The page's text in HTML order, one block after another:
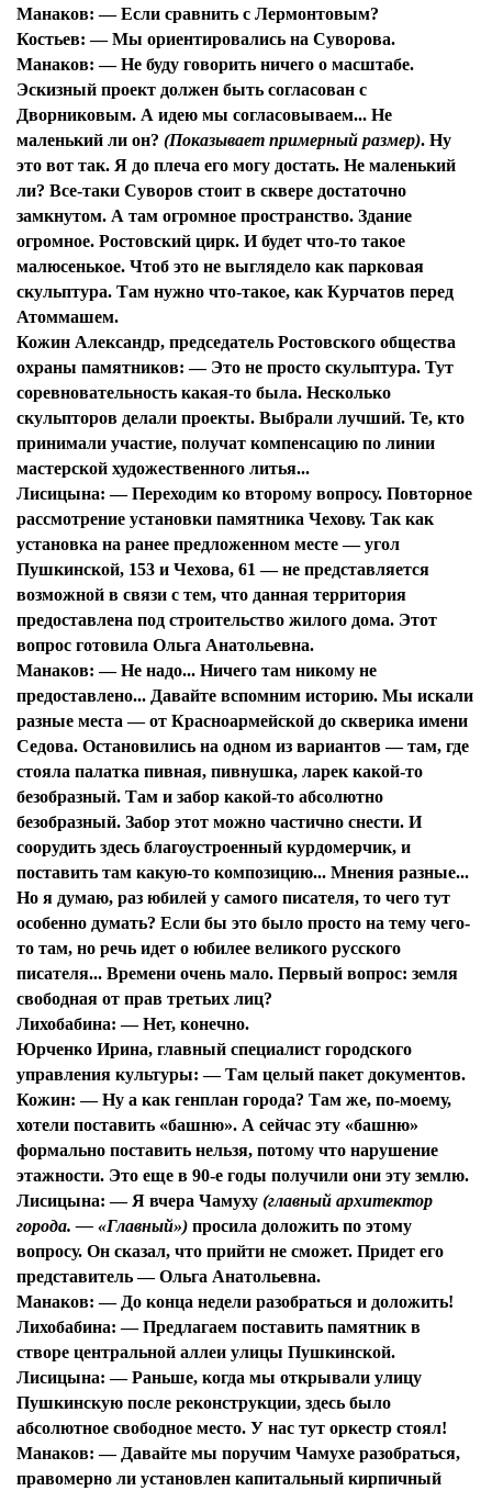
Манаков:— Если сравнить с Лермонтовым?
Костьев:— Мы ориентировались на Суворова.
Манаков:— Не буду говорить ничего о масштабе.
Эскизный проект должен быть согласован с
Дворниковым. А идею мы согласовываем... Не
маленький ли он? (Показывает примерный размер). Ну
это вот так. Я до плеча его могу достать. Не маленький
ли? Все-таки Суворов стоит в сквере достаточно
замкнутом. А там огромное пространство. Здание
огромное. Ростовский цирк. И будет что-то такое
малюсенькое. Чтоб это не выглядело как парковая
скульптура. Там нужно что-такое, как Курчатов перед
Атоммашем.
Кожин Александр, председатель Ростовского общества
охраны памятников:— Это не просто скульптура. Тут
соревновательность какая-то была. Несколько
скульпторов делали проекты. Выбрали лучший. Те, кто
принимали участие, получат компенсацию по линии
мастерской художественного литья...
Лисицына:— Переходим ко второму вопросу. Повторное
рассмотрение установки памятника Чехову. Так как
установка на ранее предложенном месте — угол
Пушкинской, 153 и Чехова, 61 — не представляется
возможной в связи с тем, что данная территория
предоставлена под строительство жилого дома. Этот
вопрос готовила Ольга Анатольевна.
Манаков:— Не надо... Ничего там никому не
предоставлено... Давайте вспомним историю. Мы искали
разные места — от Красноармейской до скверика имени
Седова. Остановились на одном из вариантов — там, где
стояла палатка пивная, пивнушка, ларек какой-то
безобразный. Там и забор какой-то абсолютно
безобразный. Забор этот можно частично снести. И
соорудить здесь благоустроенный курдомерчик, и
поставить там какую-то композицию... Мнения разные...
Но я думаю, раз юбилей у самого писателя, то чего тут
особенно думать? Если бы это было просто на тему чего-
то там, но речь идет о юбилее великого русского
писателя... Времени очень мало. Первый вопрос: земля
свободная от прав третьих лиц?
Лихобабина:— Нет, конечно.
Юрченко Ирина, главный специалист городского
управления культуры:— Там целый пакет документов.
Кожин:— Ну а как генплан города? Там же, по-моему,
хотели поставить «башню». А сейчас эту «башню»
формально поставить нельзя, потому что нарушение
этажности. Это еще в 90-е годы получили они эту землю.
Лисицына:— Я вчера Чамуху (главный архитектор
города. — «Главный») просила доложить по этому
вопросу. Он сказал, что прийти не сможет. Придет его
представитель — Ольга Анатольевна.
Манаков:— До конца недели разобраться и доложить!
Лихобабина:— Предлагаем поставить памятник в
створе центральной аллеи улицы Пушкинской.
Лисицына:— Раньше, когда мы открывали улицу
Пушкинскую после реконструкции, здесь было
абсолютное свободное место. У нас тут оркестр стоял!
Манаков:— Давайте мы поручим Чамухе разобраться,
правомерно ли установлен капитальный кирпичный